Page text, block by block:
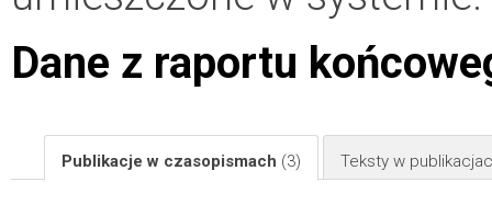
Dane z raportu
Publikacje w czasopismach (3) Teksty w